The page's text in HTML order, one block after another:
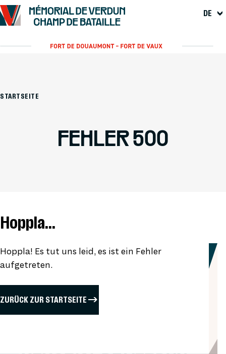
DE
STARTSEITE
FEHLER 500
Hoppla...
Hoppla! Es tut uns leid, es ist ein Fehler
aufgetreten.
ZURÜCK ZUR STARTSEITE